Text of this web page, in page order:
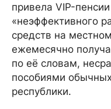
привела VIP-
«неэффективного
средств на
ежемесячно
по её словам,
пособиями
республики.